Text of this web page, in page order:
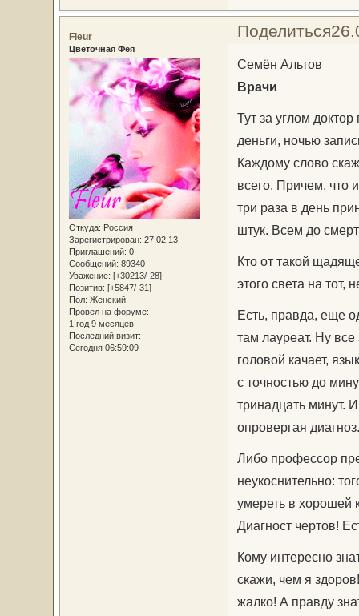
Поделиться
Fleur
Цветочная Фея
Откуда: Россия
Зарегистрирован: 27.02.13
Приглашений: 0
Сообщений: 89340
Уважение: [+30213/-28]
Позитив: [+5847/-31]
Пол: Женский
Провел на форуме:
1 год 9 месяцев
Последний визит:
Сегодня 06:59:09
Семён Альтов
Врачи
Тут за углом
деньги, ночью
Каждому слово
всего. Причем, что
три раза в день
штук. Всем до
Кто от такой
этого света на тот,
Есть, правда, еще
там лауреат. Ну
головой качает,
с точностью до
тринадцать минут.
опровергая диагноз.
Либо профессор
неукоснительно:
умереть в хорошей
Диагност чертов!
Кому интересно
скажи, чем я
жалко! А правду